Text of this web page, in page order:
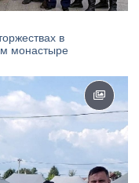
в
монастыре